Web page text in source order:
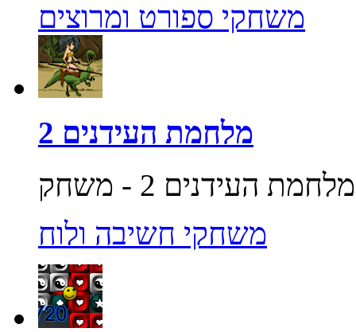
משחקי ספורט ומרוצים
מלחמת העידנים 2
משחקי חשיבה ולוח